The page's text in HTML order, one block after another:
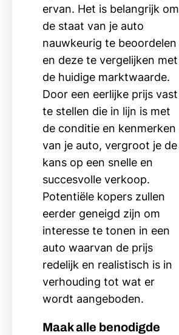
ervan. Het is belangrijk om
de staat van je auto
nauwkeurig te beoordelen
en deze te vergelijken met
de huidige marktwaarde.
Door een eerlijke prijs vast
te stellen die in lijn is met
de conditie en kenmerken
van je auto, vergroot je de
kans op een snelle en
succesvolle verkoop.
Potentiële kopers zullen
eerder geneigd zijn om
interesse te tonen in een
auto waarvan de prijs
redelijk en realistisch is in
verhouding tot wat er
wordt aangeboden.
Maak alle benodigde